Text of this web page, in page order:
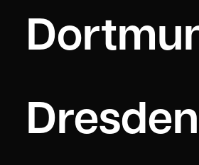
Dresden